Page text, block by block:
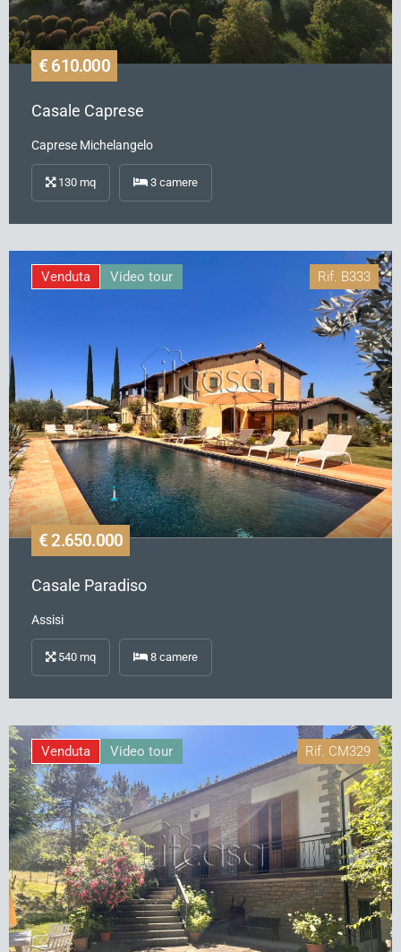
€ 610.000
Casale Caprese
Caprese Michelangelo
130 mq 3 camere
Venduta Video tour Rif. B333
€ 2.650.000
Casale Paradiso
Assisi
540 mq 8 camere
Venduta Video tour Rif. CM329